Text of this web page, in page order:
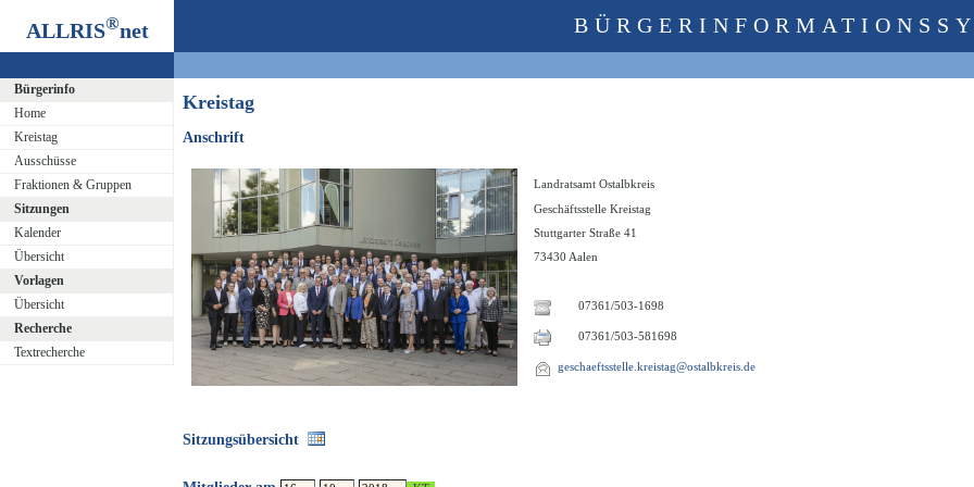
ALLRIS®net
Bürgerinfo
Home
Kreistag
Ausschüsse
Fraktionen & Gruppen
Sitzungen
Kalender
Übersicht
Vorlagen
Übersicht
Recherche
Textrecherche
Kreistag
Anschrift
Landratsamt Ostalbkreis
Geschäftsstelle Kreistag
Stuttgarter Straße 41
73430 Aalen
07361/503-1698
07361/503-581698
geschaeftsstelle.kreistag@ostalbkreis.de
Sitzungsübersicht